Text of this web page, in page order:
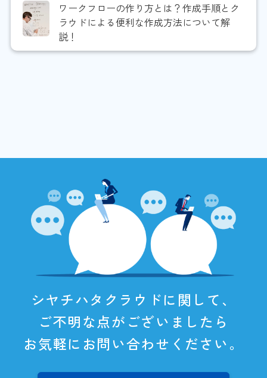
ワークフローの作り方とは？作成手順とク
ラウドによる便利な作成方法について解
説！
シヤチハタクラウドに関して、
ご不明な点がございましたら
お気軽にお問い合わせください。